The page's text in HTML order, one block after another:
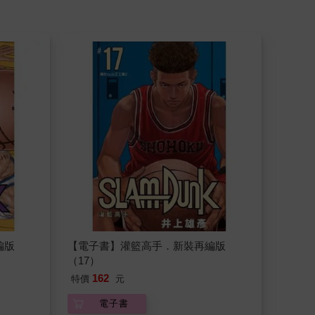
版
【電子書】灌籃高手．新裝再編版
（17）
特價 162 元
電子書